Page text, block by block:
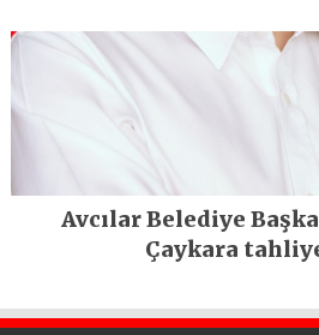
Avcılar Belediye
Çaykara